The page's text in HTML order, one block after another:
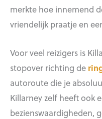
merkte hoe innemend
vriendelijk praatje en
Voor veel reizigers is
stopover richting de
autoroute die je
Killarney zelf heeft ook
bezienswaardigheden,